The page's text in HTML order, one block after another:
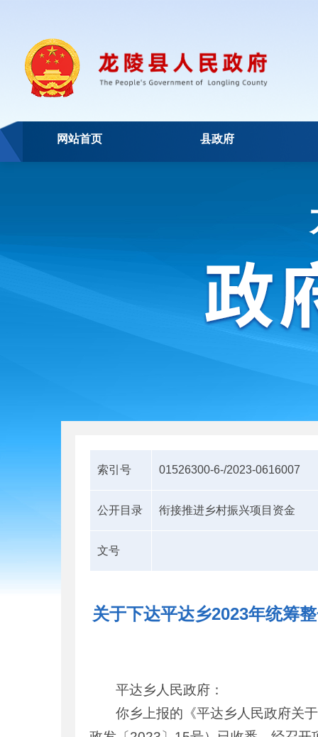
网站首页 县政府
索引号 01526300-6-/2023-0616007
公开目录 衔接推进乡村振兴项目资金
文号
关于下达平达乡2023年统筹
平达乡人民政府：
你乡上报的《平达乡人民政府关